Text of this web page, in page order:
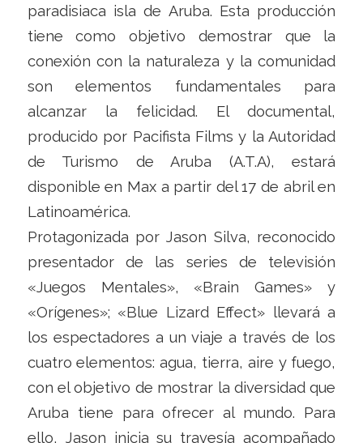
paradisiaca isla de Aruba. Esta producción
tiene como objetivo demostrar que la
conexión con la naturaleza y la comunidad
son elementos fundamentales para
alcanzar la felicidad. El documental,
producido por Pacifista Films y la Autoridad
de Turismo de Aruba (A.T.A), estará
disponible en Max a partir del 17 de abril en
Latinoamérica.
Protagonizada por Jason Silva, reconocido
presentador de las series de televisión
«Juegos Mentales», «Brain Games» y
«Orígenes»; «Blue Lizard Effect» llevará a
los espectadores a un viaje a través de los
cuatro elementos: agua, tierra, aire y fuego,
con el objetivo de mostrar la diversidad que
Aruba tiene para ofrecer al mundo. Para
ello, Jason inicia su travesía acompañado